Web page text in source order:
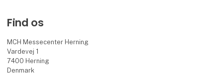
Find os
MCH Messecenter Herning
Vardevej 1
7400 Herning
Denmark